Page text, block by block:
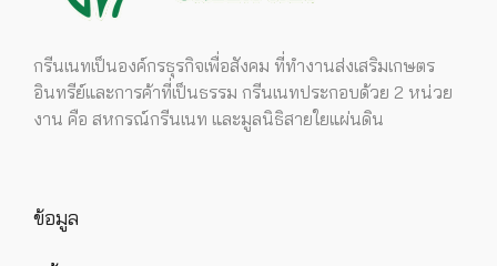
กรีนเนทเป็นองค์กรธุรกิจเพื่อสังคม ที่ทำงานส่งเสริมเกษตร
อินทรีย์และการค้าที่เป็นธรรม กรีนเนทประกอบด้วย 2 หน่วย
งาน คือ สหกรณ์กรีนเนท และมูลนิธิสายใยแผ่นดิน
ข้อมูล